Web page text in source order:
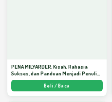
PENA MILYARDER: Kisah, Rahasia
Sukses, dan Panduan Menjadi Penulis 1
Milyar di KBM App dari Nol - Arda Dinata
Beli / Baca